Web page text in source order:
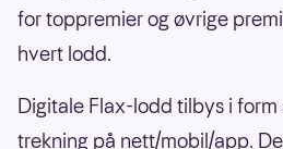
for toppremier og øvrige
hvert lodd.
Digitale Flax-lodd tilbys i
trekning på nett/mobil/app.